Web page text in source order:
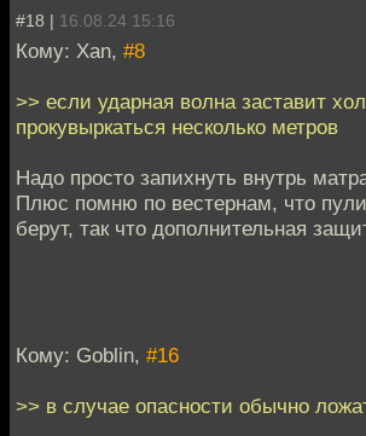
#18 | 16.08.24 15:16
Кому: Xan, #8
>> если ударная волна заставит
прокувыркаться несколько метров
Надо просто запихнуть внутрь
Плюс помню по вестернам, что
берут, так что дополнительная
Кому: Goblin, #16
>> в случае опасности обычно